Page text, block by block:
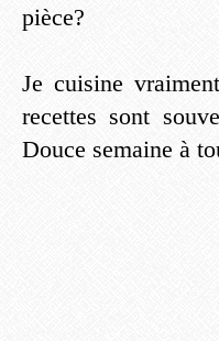
pièce?
Je cuisine
recettes sont
Douce semaine à